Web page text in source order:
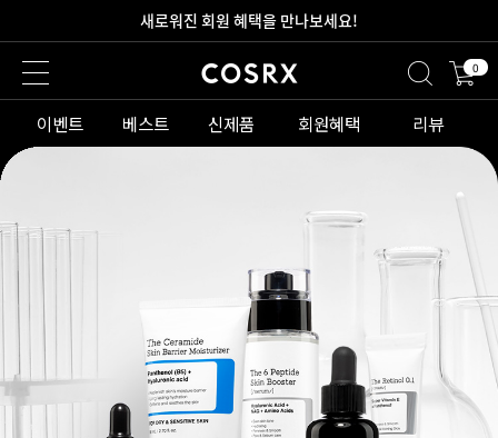
새로워진 회원 혜택을 만나보세요!
2만원 이상 무료 배송 0
이벤트 베스트 신제품 회원혜택 리뷰